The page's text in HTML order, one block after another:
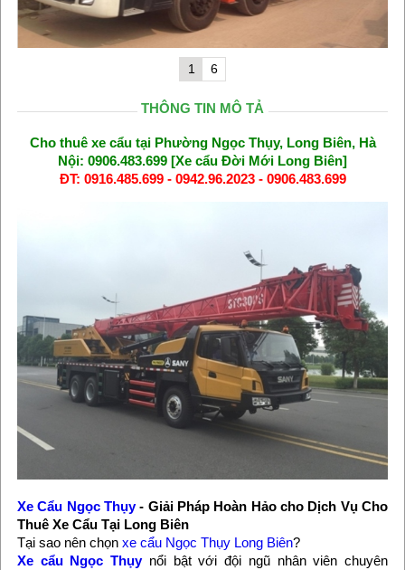
1 6
THÔNG TIN MÔ TẢ
Cho thuê xe cẩu tại Phường Ngọc Thụy, Long Biên, Hà
Nội: 0906.483.699 [Xe cẩu Đời Mới Long Biên]
ĐT: 0916.485.699 - 0942.96.2023 - 0906.483.699
Xe Cẩu Ngọc Thụy- Giải Pháp Hoàn Hảo cho Dịch Vụ Cho
Thuê Xe Cẩu Tại Long Biên
Tại sao nên chọn xe cẩu Ngọc Thụy Long Biên?
Xe cẩu Ngọc Thụynổi bật với đội ngũ nhân viên chuyên